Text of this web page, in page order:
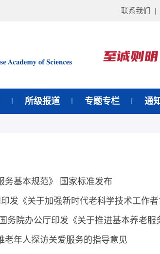
联系我们 |
所级报道 专题专栏 通
务基本规范》 国家标准发布
务院办公厅印发《关于推进基本养老服
老年人探访关爱服务的指导意见